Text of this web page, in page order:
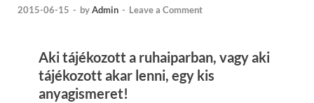
2015-06-15 - byAdmin - Leave a Comment
Aki tájékozott a ruhaiparban, vagy aki
tájékozott akar lenni, egy kis
anyagismeret!